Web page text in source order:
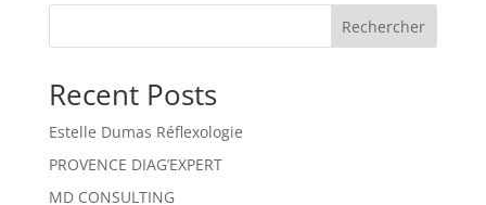
Rechercher
Recent Posts
Estelle Dumas Réflexologie
PROVENCE DIAG’EXPERT
MD CONSULTING